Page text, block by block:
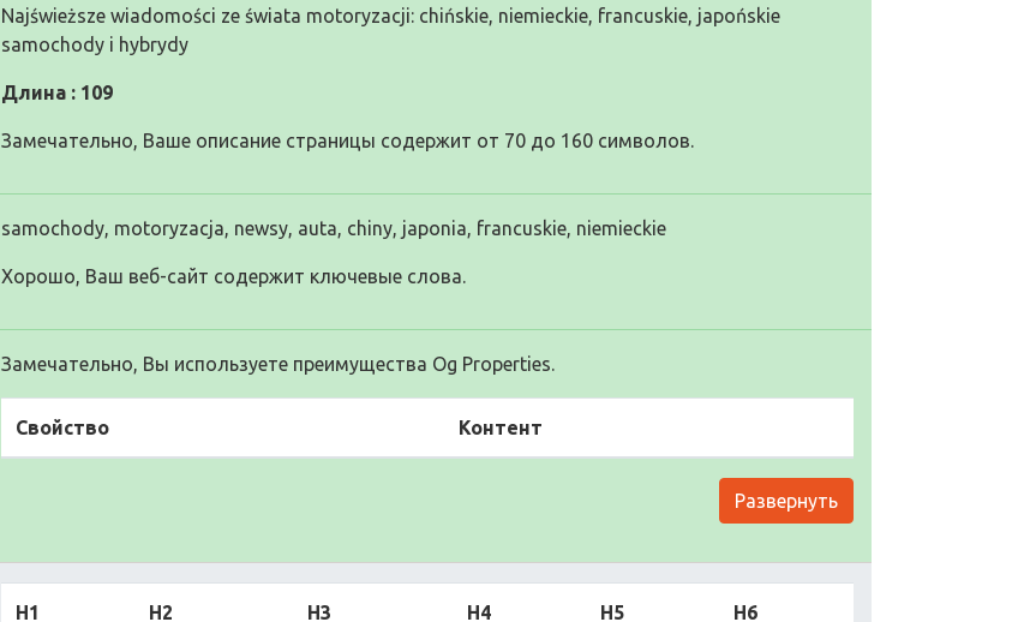
Najświeższe wiadomości ze świata motoryzacji: chińskie, niemieckie, francuskie, japońskie
samochody i hybrydy
Длина : 109
Замечательно, Ваше описание страницы содержит от 70 до 160 символов.
samochody, motoryzacja, newsy, auta, chiny, japonia, francuskie, niemieckie
Хорошо, Ваш веб-сайт содержит ключевые слова.
Замечательно, Вы используете преимущества Og Properties.
Свойство Контент
Развернуть
H1 H2 H3 H4 H5 H6